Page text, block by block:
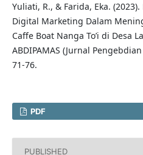
Yuliati, R., & Farida, Eka.
Digital Marketing Dalam
Caffe Boat Nanga To’i di Desa
ABDIPAMAS (Jurnal
71-76.
PDF
PUBLISHED